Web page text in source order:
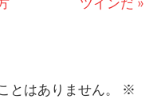
とはありません。
※